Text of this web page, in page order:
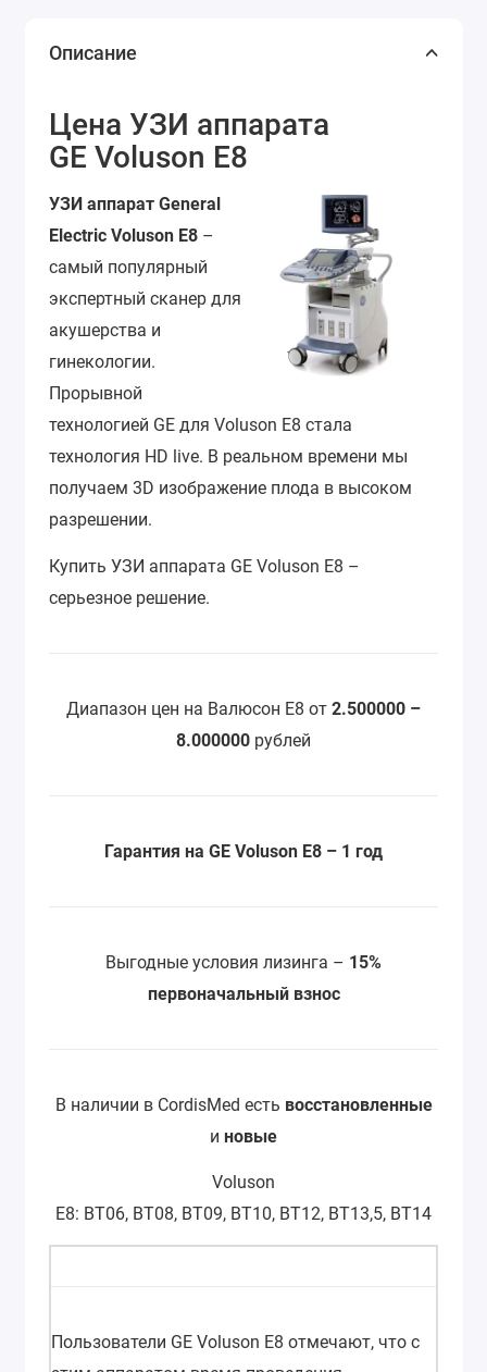
Описание
Цена УЗИ аппарата
GE Voluson E8
УЗИ аппарат General
Electric Voluson E8 –
самый популярный
экспертный сканер для
акушерства и
гинекологии.
Прорывной
технологией GE для Voluson E8 стала
технология HD live. В реальном времени мы
получаем 3D изображение плода в высоком
разрешении.
Купить УЗИ аппарата GE Voluson E8 –
серьезное решение.
Диапазон цен на Валюсон E8 от 2.500000 –
8.000000 рублей
Гарантия на GE Voluson E8 – 1 год
Выгодные условия лизинга – 15%
первоначальный взнос
В наличии в CordisMed есть восстановленные
и новые
Voluson
E8: BT06, BT08, BT09, BT10, BT12, BT13,5, BT14
Пользователи GE Voluson E8 отмечают, что с